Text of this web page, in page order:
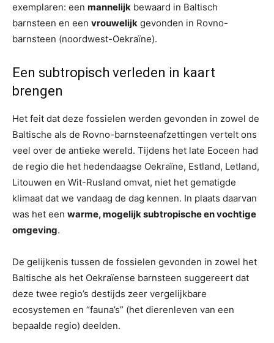
exemplaren: een mannelijk bewaard in Baltisch
barnsteen en een vrouwelijk gevonden in Rovno-
barnsteen (noordwest-Oekraïne).
Een subtropisch verleden in kaart
brengen
Het feit dat deze fossielen werden gevonden in zowel de
Baltische als de Rovno-barnsteenafzettingen vertelt ons
veel over de antieke wereld. Tijdens het late Eoceen had
de regio die het hedendaagse Oekraïne, Estland, Letland,
Litouwen en Wit-Rusland omvat, niet het gematigde
klimaat dat we vandaag de dag kennen. In plaats daarvan
was het een warme, mogelijk subtropische en vochtige
omgeving.
De gelijkenis tussen de fossielen gevonden in zowel het
Baltische als het Oekraïense barnsteen suggereert dat
deze twee regio’s destijds zeer vergelijkbare
ecosystemen en “fauna’s” (het dierenleven van een
bepaalde regio) deelden.